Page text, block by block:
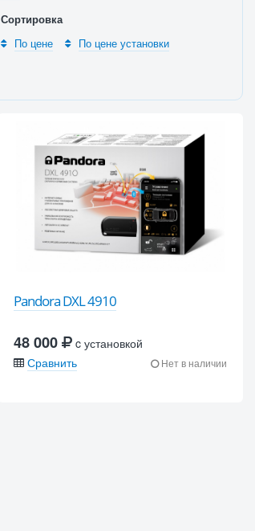
Сортировка
По цене
По цене установки
Pandora DXL 4910
48 000
c установкой
Сравнить
Нет в наличии